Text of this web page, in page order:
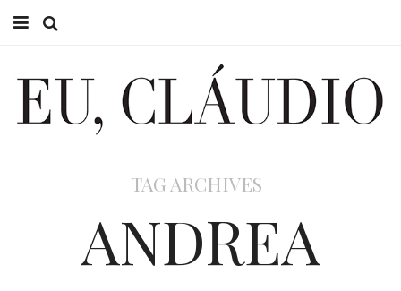
EU CLÁUDIO
TAG ARCHIVES
ANDREA